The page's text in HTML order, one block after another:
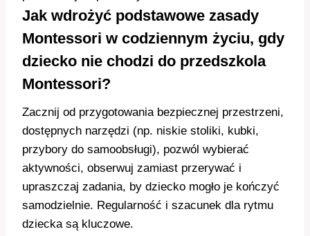
Jak wdrożyć podstawowe zasady
Montessori w codziennym życiu, gdy
dziecko nie chodzi do przedszkola
Montessori?
Zacznij od przygotowania bezpiecznej przestrzeni,
dostępnych narzędzi (np. niskie stoliki, kubki,
przybory do samoobsługi), pozwól wybierać
aktywności, obserwuj zamiast przerywać i
upraszczaj zadania, by dziecko mogło je kończyć
samodzielnie. Regularność i szacunek dla rytmu
dziecka są kluczowe.